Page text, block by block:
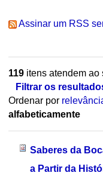
Assinar um RSS
119itens atendem ao
Filtrar os
Ordenar por
alfabeticamente
Saberes da
a Partir da